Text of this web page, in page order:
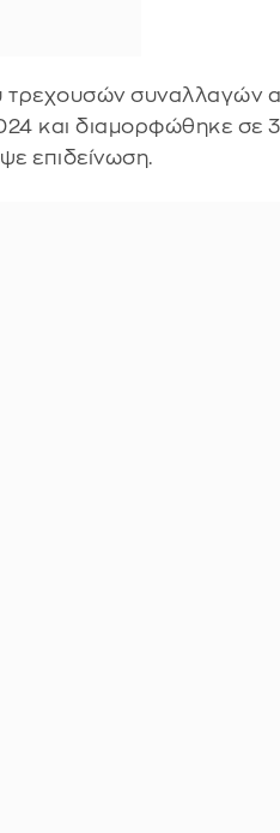
τρεχουσών συναλλαγών
και διαμορφώθηκε σε
επιδείνωση.